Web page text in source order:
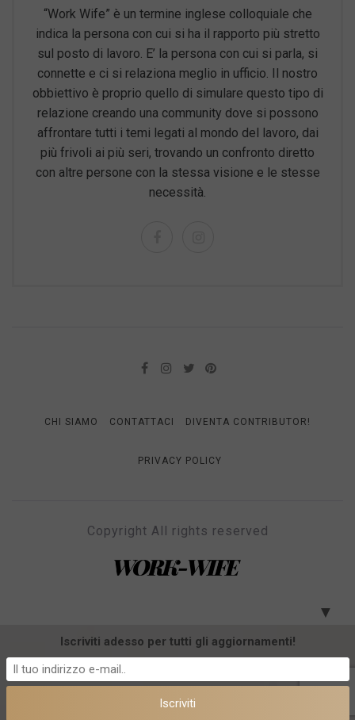
“Work Wife” è un termine inglese colloquiale che
indica la persona con cui si ha il rapporto più stretto
sul posto di lavoro. E’ la persona con cui si parla, si
connette e ci si relaziona meglio in ufficio. Il nostro
obbiettivo è proprio quello di simulare questo tipo di
relazione creando una community dove si possono
affrontare tutti i temi legati al mondo del lavoro, dai
più frivoli ai più seri, trovando un confronto diretto
con altre persone con la stessa visione e le stesse
necessità.
CHI SIAMO CONTATTACI DIVENTA CONTRIBUTOR!
PRIVACY POLICY
Copyright All rights reserved
WORK-WIFE
▼
Iscriviti adesso per tutti gli aggiornamenti!